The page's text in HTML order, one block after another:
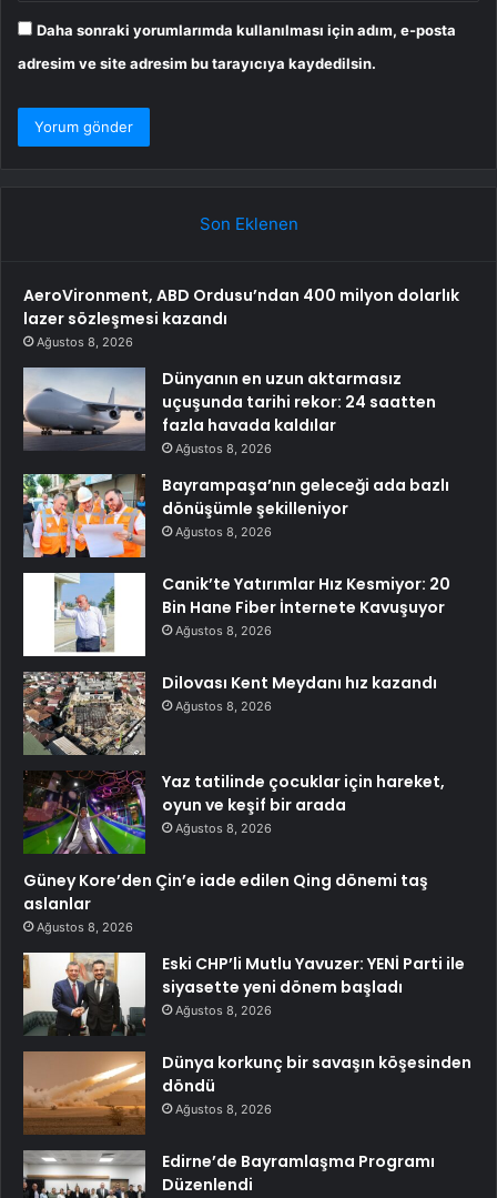
Daha sonraki yorumlarımda kullanılması için adım, e-posta
adresim ve site adresim bu tarayıcıya kaydedilsin.
Son Eklenen
AeroVironment, ABD Ordusu’ndan 400 milyon dolarlık
lazer sözleşmesi kazandı
Ağustos 8, 2026
Dünyanın en uzun aktarmasız
uçuşunda tarihi rekor: 24 saatten
fazla havada kaldılar
Ağustos 8, 2026
Bayrampaşa’nın geleceği ada bazlı
dönüşümle şekilleniyor
Ağustos 8, 2026
Canik’te Yatırımlar Hız Kesmiyor: 20
Bin Hane Fiber İnternete Kavuşuyor
Ağustos 8, 2026
Dilovası Kent Meydanı hız kazandı
Ağustos 8, 2026
Yaz tatilinde çocuklar için hareket,
oyun ve keşif bir arada
Ağustos 8, 2026
Güney Kore’den Çin’e iade edilen Qing dönemi taş
aslanlar
Ağustos 8, 2026
Eski CHP’li Mutlu Yavuzer: YENİ Parti ile
siyasette yeni dönem başladı
Ağustos 8, 2026
Dünya korkunç bir savaşın köşesinden
döndü
Ağustos 8, 2026
Edirne’de Bayramlaşma Programı
Düzenlendi